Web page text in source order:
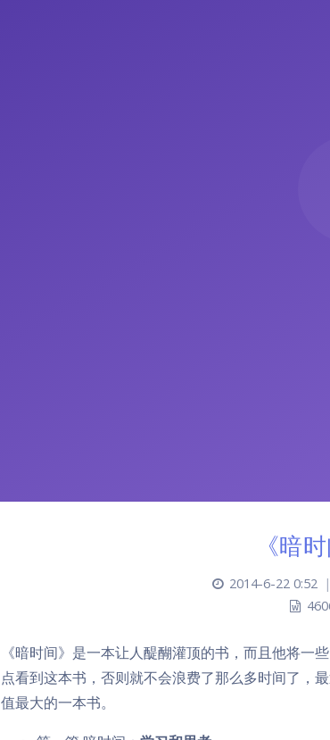
《暗
2014-6-22 0:52 |
《暗时间》是一本让人醍醐灌顶的书，而且他将
点看到这本书，否则就不会浪费了那么多时间了，
值最大的一本书。